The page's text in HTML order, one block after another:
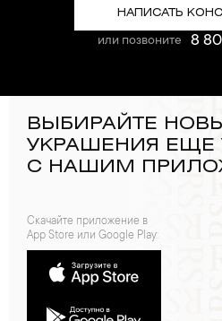
НАПИСАТЬ
или позвоните 8
ВЫБИРАЙТЕ
УКРАШЕНИЯ ЕЩЕ
С НАШИМ
Скачайте приложение в
App Store или Google Play: